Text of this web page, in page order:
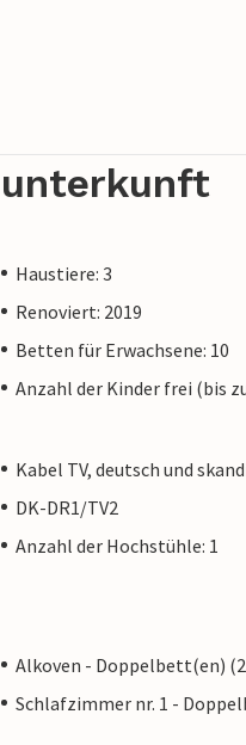
Haustiere: 3
Renoviert: 2019
Betten für Erwachsene: 10
Anzahl der Kinder frei (bis
Kabel TV, deutsch und
DK-DR1/TV2
Anzahl der Hochstühle: 1
Alkoven - Doppelbett(en)
Schlafzimmer nr. 1 -